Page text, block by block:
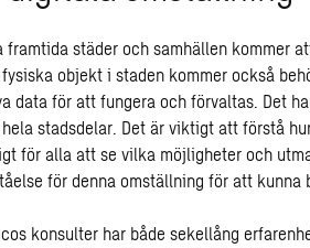
framtida städer och samhällen kommer
objekt i staden kommer också
data för att fungera och förvaltas. Det
stadsdelar. Det är viktigt att förstå
för alla att se vilka möjligheter och
för denna omställning för att kunna
konsulter har både sekellång